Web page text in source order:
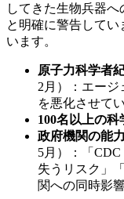
してきた生物兵器へ
と明確に警告して
います。
原子力科学者
2月）：エー
を悪化させて
100名以上の科
政府機関の能
5月）：「
失うリスク」
関への同時影